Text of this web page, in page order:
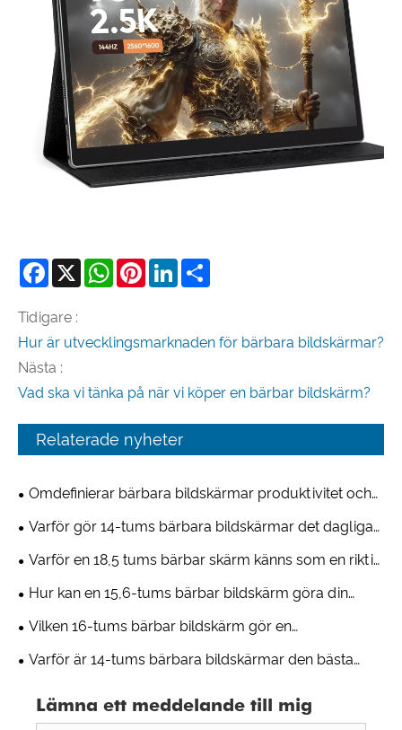
Facebook
X WhatsAppPinterestLinkedIn
Tidigare :
Hur är utvecklingsmarknaden för bärbara bildskärmar?
Nästa :
Vad ska vi tänka på när vi köper en bärbar bildskärm?
Relaterade nyheter
Omdefinierar bärbara bildskärmar produktivitet och
underhållning för flera enheter?
Varför gör 14-tums bärbara bildskärmar det dagliga
arbetet så mycket enklare?
Varför en 18,5 tums bärbar skärm känns som en riktig
andra skärm?
Hur kan en 15,6-tums bärbar bildskärm göra din
installation riktigt mobil?
Vilken 16-tums bärbar bildskärm gör en
arbetsuppställning verkligen bekväm?
Varför är 14-tums bärbara bildskärmar den bästa
Lämna ett meddelande till mig